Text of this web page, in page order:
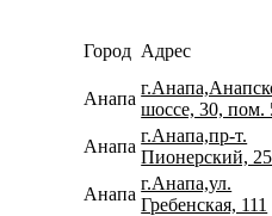
Город Адрес
Анапа
шоссе, 30, пом.
Анапа
г.Анапа,пр-т.
Пионерский,
Анапа
г.Анапа,ул.
Гребенская, 111